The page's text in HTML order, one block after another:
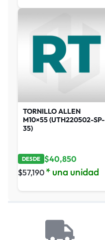
TORNILLO ALLEN
M10×55 (UTH220502-SP-
35)
DESDE $40,850
$57,190 * una unidad